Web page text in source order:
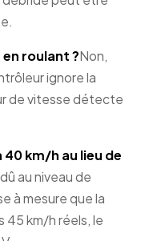
roulant ?Non,
ignore la
de vitesse détecte
km/h au lieu de
au niveau de
à mesure que la
45 km/h réels, le